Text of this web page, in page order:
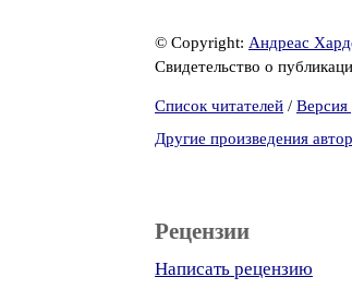
© Copyright: Андреас
Свидетельство о
Список читателей / Версия
Другие произведения
Рецензии
Написать рецензию